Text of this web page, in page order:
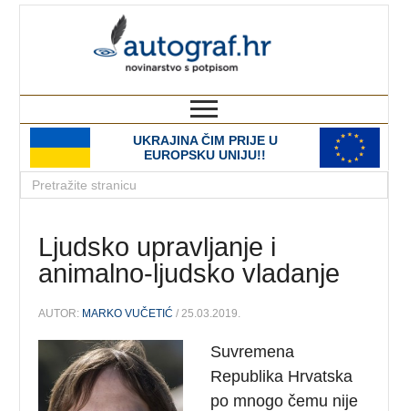
UKRAJINA ČIM PRIJE U
EUROPSKU UNIJU!!
Ljudsko upravljanje i
animalno-ljudsko vladanje
AUTOR: MARKO VUČETIĆ / 25.03.2019.
Suvremena
Republika Hrvatska
po mnogo čemu nije